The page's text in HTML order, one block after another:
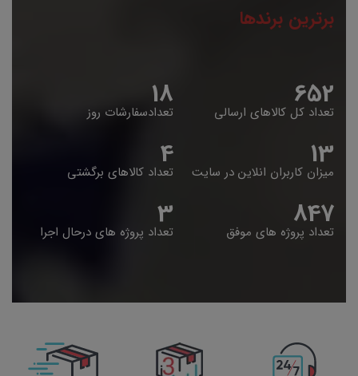
برترین برندها
653
تعداد کل کالاهای ارسالی 19
تعدادسفارشات روز
14
میزان کاربران انلاین در سایت 5
تعداد کالاهای برگشتی
848
تعداد پروژه های موفق 4
تعداد پروژه های درحال اجرا